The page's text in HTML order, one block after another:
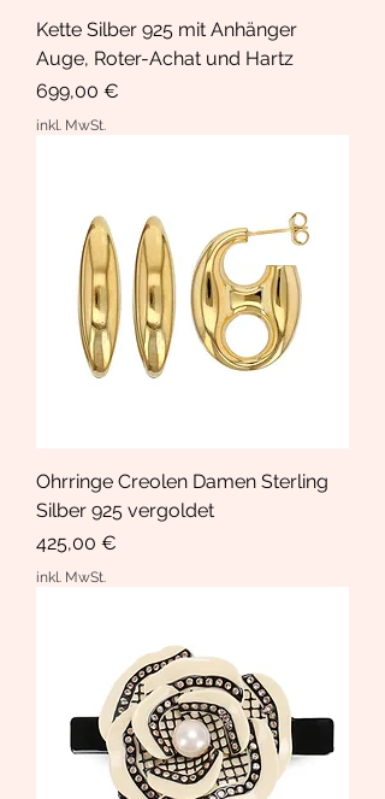
Kette Silber 925 mit Anhänger
Auge, Roter-Achat und Hartz
Preis
699,00 €
inkl. MwSt.
Ohrringe Creolen Damen Sterling
Silber 925 vergoldet
Preis
425,00 €
inkl. MwSt.